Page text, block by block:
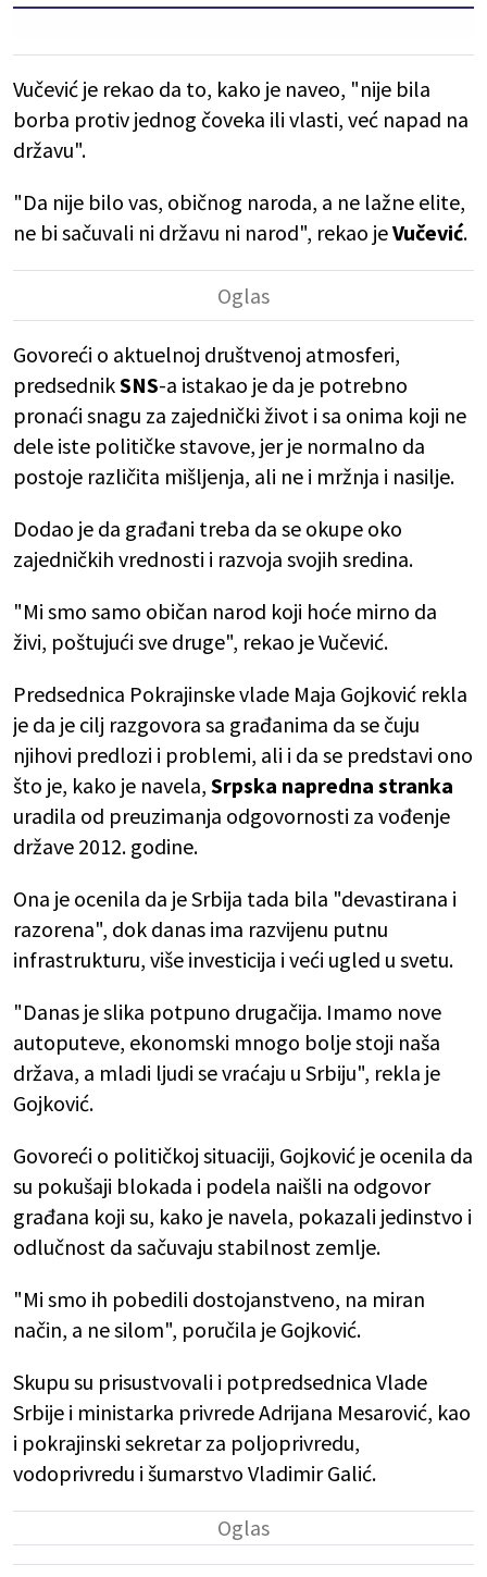
Vučević je rekao da to, kako je naveo, "nije bila
borba protiv jednog čoveka ili vlasti, već napad na
državu".
"Da nije bilo vas, običnog naroda, a ne lažne elite,
ne bi sačuvali ni državu ni narod", rekao jeVučević.
Govoreći o aktuelnoj društvenoj atmosferi,
predsednikSNS-a istakao je da je potrebno
pronaći snagu za zajednički život i sa onima koji ne
dele iste političke stavove, jer je normalno da
postoje različita mišljenja, ali ne i mržnja i nasilje.
Dodao je da građani treba da se okupe oko
zajedničkih vrednosti i razvoja svojih sredina.
"Mi smo samo običan narod koji hoće mirno da
živi, poštujući sve druge", rekao je Vučević.
Predsednica Pokrajinske vlade Maja Gojković rekla
je da je cilj razgovora sa građanima da se čuju
njihovi predlozi i problemi, ali i da se predstavi ono
što je, kako je navela, Srpska napredna stranka
uradila od preuzimanja odgovornosti za vođenje
države 2012. godine.
Ona je ocenila da je Srbija tada bila "devastirana i
razorena", dok danas ima razvijenu putnu
infrastrukturu, više investicija i veći ugled u svetu.
"Danas je slika potpuno drugačija. Imamo nove
autoputeve, ekonomski mnogo bolje stoji naša
država, a mladi ljudi se vraćaju u Srbiju", rekla je
Gojković.
Govoreći o političkoj situaciji, Gojković je ocenila da
su pokušaji blokada i podela naišli na odgovor
građana koji su, kako je navela, pokazali jedinstvo i
odlučnost da sačuvaju stabilnost zemlje.
"Mi smo ih pobedili dostojanstveno, na miran
način, a ne silom", poručila je Gojković.
Skupu su prisustvovali i potpredsednica Vlade
Srbije i ministarka privrede Adrijana Mesarović, kao
i pokrajinski sekretar za poljoprivredu,
vodoprivredu i šumarstvo Vladimir Galić.